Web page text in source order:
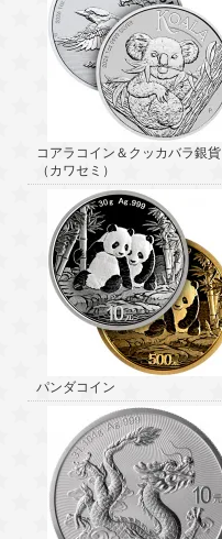
コアラコイン＆クッカバラ銀貨
（カワセミ）
パンダコイン